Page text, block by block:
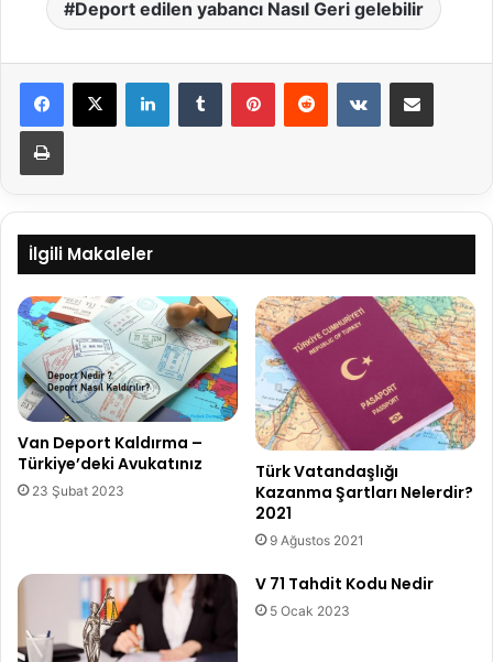
Deport edilen yabancı Nasıl Geri gelebilir
LinkedInTumblr PinterestReddit VKontakteE-Posta ile paylaş
Yazdır
İlgili Makaleler
Van Deport Kaldırma –
Türkiye’deki Avukatınız
23 Şubat 2023
Türk Vatandaşlığı
Kazanma Şartları Nelerdir?
2021
9 Ağustos 2021
V 71 Tahdit Kodu Nedir
5 Ocak 2023